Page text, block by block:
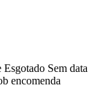
Esgotado Sem data
encomenda